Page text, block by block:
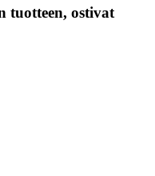
tuotteen, ostivat